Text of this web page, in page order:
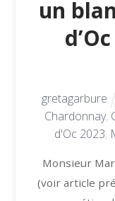
un
gretagarbure
Chardonnay,
d'Oc 2023,
Monsieur
(voir article